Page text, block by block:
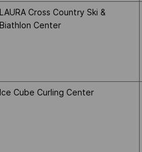
LAURA Cross Country Ski &
Biathlon Center
Ice Cube Curling Center